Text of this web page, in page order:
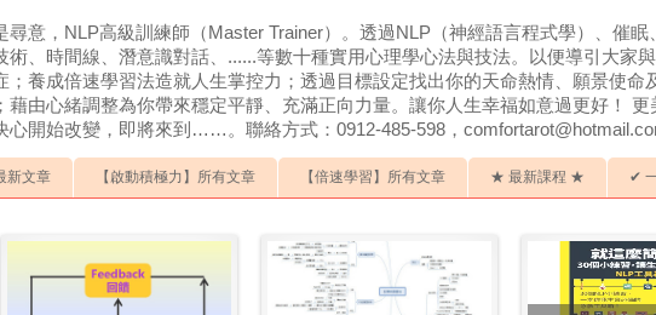
尋意，NLP高級訓練師（Master Trainer）。透過NLP（神經語言程式學）、催
術、時間線、潛意識對話、......等數十種實用心理學心法與技法。以便導引大家
；養成倍速學習法造就人生掌控力；透過目標設定找出你的天命熱情、願景使
藉由心緒調整為你帶來穩定平靜、充滿正向力量。讓你人生幸福如意過更好！
心開始改變，即將來到……。聯絡方式：0912-485-598，
新文章 【啟動積極力】所有文章 【倍速學習】所有文章 ★ 最新課程 ★ ✔